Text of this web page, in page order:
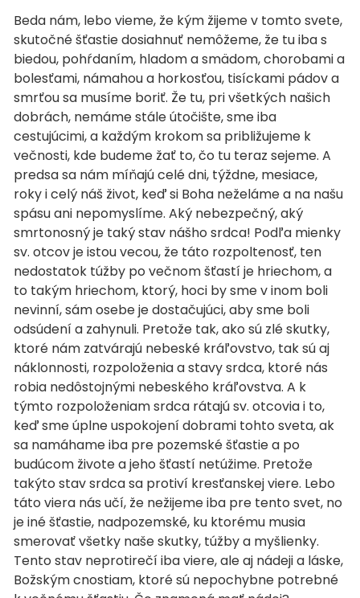
Beda nám, lebo vieme, že kým žijeme v tomto svete,
skutočné šťastie dosiahnuť nemôžeme, že tu iba s
biedou, pohŕdaním, hladom a smädom, chorobami a
bolesťami, námahou a horkosťou, tisíckami pádov a
smrťou sa musíme boriť. Že tu, pri všetkých našich
dobrách, nemáme stále útočište, sme iba
cestujúcimi, a každým krokom sa približujeme k
večnosti, kde budeme žať to, čo tu teraz sejeme. A
predsa sa nám míňajú celé dni, týždne, mesiace,
roky i celý náš život, keď si Boha neželáme a na našu
spásu ani nepomyslíme. Aký nebezpečný, aký
smrtonosný je taký stav nášho srdca! Podľa mienky
sv. otcov je istou vecou, že táto rozpoltenosť, ten
nedostatok túžby po večnom šťastí je hriechom, a
to takým hriechom, ktorý, hoci by sme v inom boli
nevinní, sám osebe je dostačujúci, aby sme boli
odsúdení a zahynuli. Pretože tak, ako sú zlé skutky,
ktoré nám zatvárajú nebeské kráľovstvo, tak sú aj
náklonnosti, rozpoloženia a stavy srdca, ktoré nás
robia nedôstojnými nebeského kráľovstva. A k
týmto rozpoloženiam srdca rátajú sv. otcovia i to,
keď sme úplne uspokojení dobrami tohto sveta, ak
sa namáhame iba pre pozemské šťastie a po
budúcom živote a jeho šťastí netúžime. Pretože
takýto stav srdca sa protiví kresťanskej viere. Lebo
táto viera nás učí, že nežijeme iba pre tento svet, no
je iné šťastie, nadpozemské, ku ktorému musia
smerovať všetky naše skutky, túžby a myšlienky.
Tento stav neprotirečí iba viere, ale aj nádeji a láske,
Božským cnostiam, ktoré sú nepochybne potrebné